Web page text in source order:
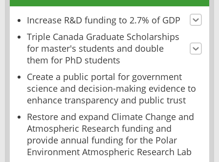
Increase R&D funding to 2.7% of GDP
Triple Canada Graduate Scholarships
for master's students and double
them for PhD students
Create a public portal for government
science and decision-making evidence to
enhance transparency and public trust
Restore and expand Climate Change and
Atmospheric Research funding and
provide annual funding for the Polar
Environment Atmospheric Research Lab